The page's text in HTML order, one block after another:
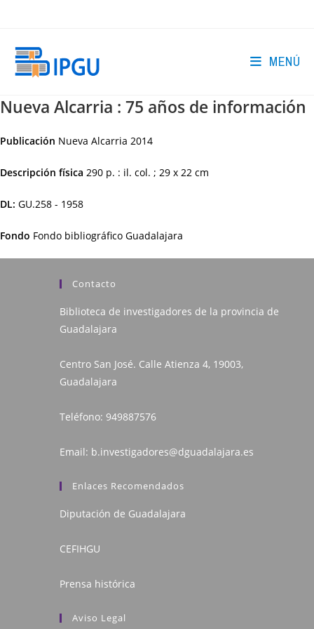
MENÚ
Nueva Alcarria : 75 años de información
Publicación Nueva Alcarria 2014
Descripción física 290 p. : il. col. ; 29 x 22 cm
DL: GU.258 - 1958
Fondo Fondo bibliográfico Guadalajara
Contacto
Biblioteca de investigadores de la provincia de
Guadalajara
Centro San José. Calle Atienza 4, 19003,
Guadalajara
Teléfono: 949887576
Email: b.investigadores@dguadalajara.es
Enlaces Recomendados
Diputación de Guadalajara
CEFIHGU
Prensa histórica
Aviso Legal